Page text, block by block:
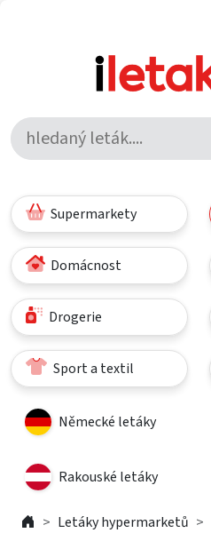
Supermarkety
Domácnost
Drogerie
Sport a textil
Německé letáky
Rakouské letáky
Letáky hypermarketů